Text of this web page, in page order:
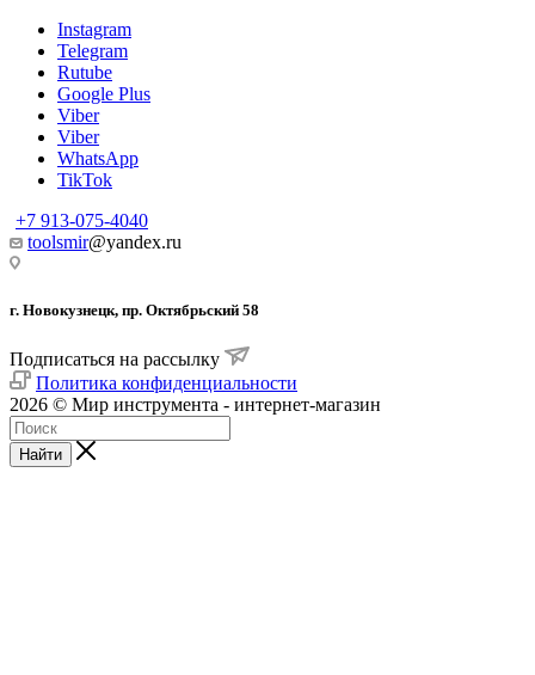
Instagram
Telegram
Rutube
Google Plus
Viber
Viber
WhatsApp
TikTok
+7 913-075-4040
toolsmir@yandex.ru
г. Новокузнецк, пр. Октябрьский 58
Подписаться на рассылку
Политика конфиденциальности
2026 © Мир инструмента - интернет-магазин
Найти